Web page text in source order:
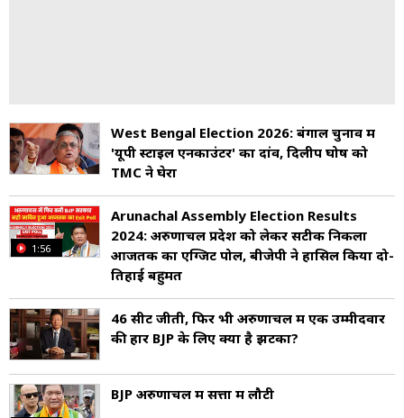
West Bengal Election 2026: बंगाल चुनाव में
'यूपी स्टाइल एनकाउंटर' का दांव, दिलीप घोष को
TMC ने घेरा
1:56
Arunachal Assembly Election Results
2024: अरुणाचल प्रदेश को लेकर सटीक निकला
आजतक का एग्जिट पोल, बीजेपी ने हासिल किया दो-
तिहाई बहुमत
46 सीटें जीती, फिर भी अरुणाचल में एक उम्मीदवार
की हार BJP के लिए क्यों है झटका?
BJP अरुणाचल में सत्ता में लौटी